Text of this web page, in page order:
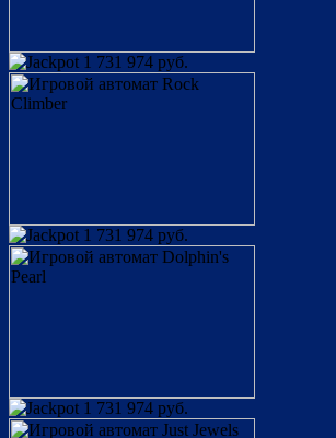
1 731 974 руб.
1 731 974 руб.
1 731 974 руб.